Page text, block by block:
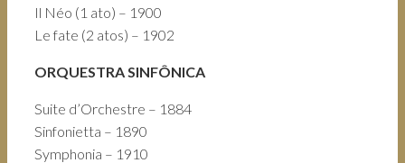
Il Néo (1 ato) – 1900
Le fate (2 atos) – 1902
ORQUESTRA SINFÔNICA
Suite d’Orchestre – 1884
Sinfonietta – 1890
Symphonia – 1910